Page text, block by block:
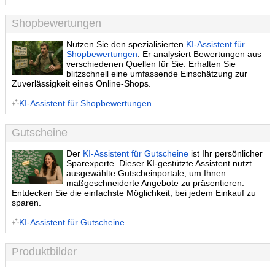
Shopbewertungen
Nutzen Sie den spezialisierten KI-Assistent für
Shopbewertungen . Er analysiert Bewertungen aus
verschiedenen Quellen für Sie. Erhalten Sie
blitzschnell eine umfassende Einschätzung zur
Zuverlässigkeit eines Online-Shops.
KI-Assistent für Shopbewertungen
Gutscheine
Der KI-Assistent für Gutscheine ist Ihr persönlicher
Sparexperte. Dieser KI-gestützte Assistent nutzt
ausgewählte Gutscheinportale, um Ihnen
maßgeschneiderte Angebote zu präsentieren.
Entdecken Sie die einfachste Möglichkeit, bei jedem Einkauf zu
sparen.
KI-Assistent für Gutscheine
Produktbilder